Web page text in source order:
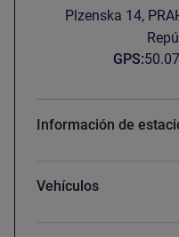
Plzenska 14,
GPS:
Información de
Vehículos